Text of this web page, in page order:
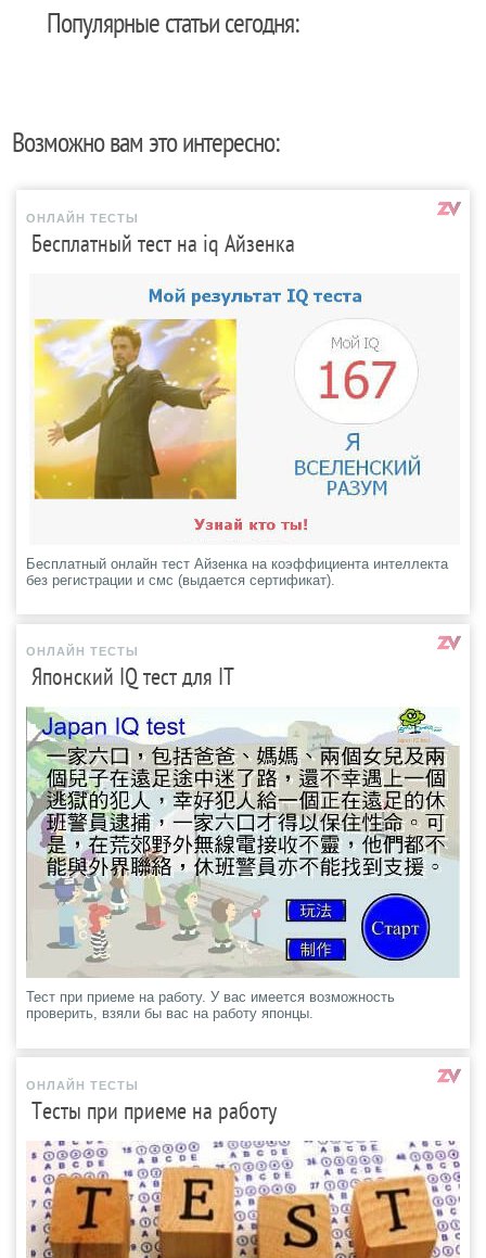
Популярные статьи сегодня:
Возможно вам это интересно:
ОНЛАЙН ТЕСТЫ
Бесплатный тест на iq Айзенка
Бесплатный онлайн тест Айзенка на коэффициента интеллекта
без регистрации и смс (выдается сертификат).
ОНЛАЙН ТЕСТЫ
Японский IQ тест для IT
Тест при приеме на работу. У вас имеется возможность
проверить, взяли бы вас на работу японцы.
ОНЛАЙН ТЕСТЫ
Тесты при приеме на работу